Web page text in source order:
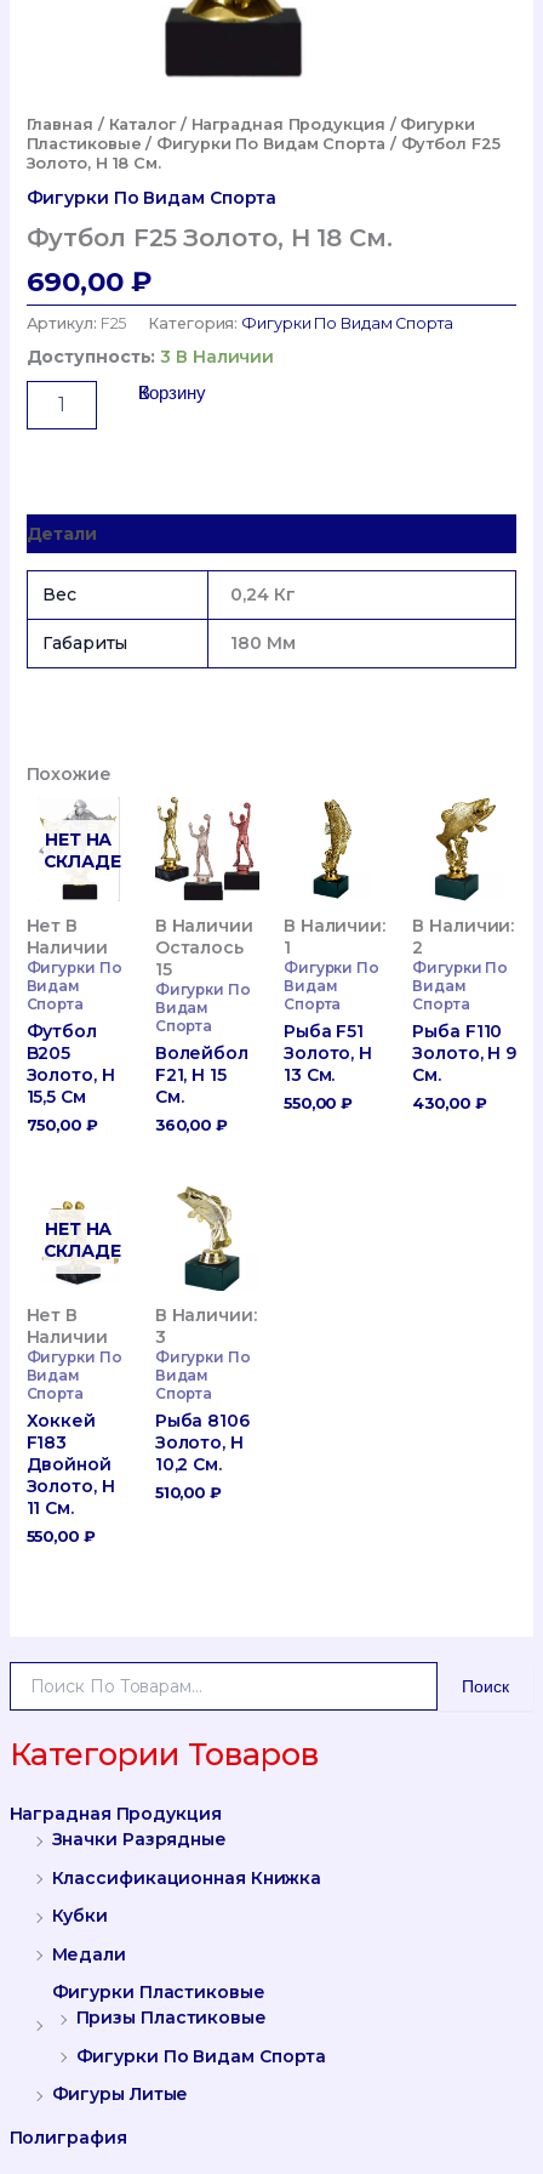
А
Т
:
Поиск
Категории Товаров
Наградная Продукция
Значки Разрядные
Классификационная Книжка
Кубки
Медали
Фигурки Пластиковые
Призы Пластиковые
Фигурки По Видам Спорта
Фигуры Литые
Полиграфия
Главная / Каталог/ Наградная Продукция / Фигурки
Пластиковые / Фигурки По Видам Спорта / Футбол F25
Золото, H 18 См.
Фигурки По Видам Спорта
Футбол F25 Золото, H 18 См.
690,00 ₽
Артикул: F25 Категория: Фигурки По Видам Спорта
Доступность: 3 В Наличии
Товара
H
18
В Корзину
Детали
Вес 0,24 Кг
Габариты 180 Мм
Похожие
НЕТ НА
СКЛАДЕ
Нет В
Наличии
Фигурки По
Видам
Спорта
Футбол
B205
Золото, H
15,5 См
750,00 ₽
В Наличии
Осталось
15
Фигурки По
Видам
Спорта
Волейбол
F21, H 15
См.
360,00₽
В Наличии:
1
Фигурки По
Видам
Спорта
Рыба F51
Золото, H
13 См.
550,00₽
В Наличии:
2
Фигурки По
Видам
Спорта
Рыба F110
Золото, H 9
См.
430,00 ₽
НЕТ НА
СКЛАДЕ
Нет В
Наличии
Фигурки По
Видам
Спорта
Хоккей
F183
Двойной
Золото, H
11 См.
550,00 ₽
В Наличии:
3
Фигурки По
Видам
Спорта
Рыба 8106
Золото, H
10,2 См.
510,00₽